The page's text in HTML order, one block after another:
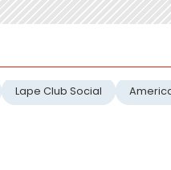
Lape Club Social